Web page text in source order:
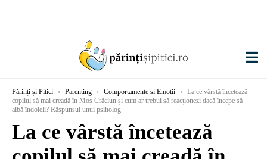
Părinți și Pitici › Parenting › Comportamente si Emotii ›
La ce vârstă încetează
copilul să mai creadă în Moș Crăciun și cum ar trebui să reacționezi dacă începe să
aibă îndoieli? Răspunsul unui psiholog
La ce vârstă încetează